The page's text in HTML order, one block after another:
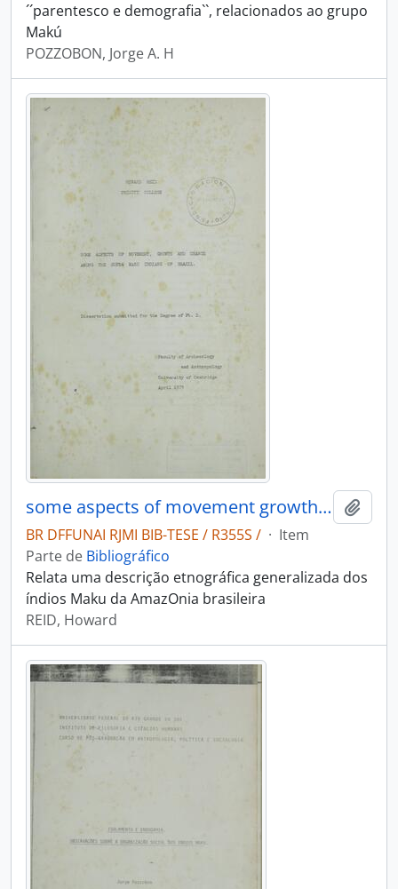
´´parentesco e demografia``, relacionados ao grupo
Makú
POZZOBON, Jorge A. H
some aspects of movement growth and change among the Hupdu Maku indians of Brazil
BR DFFUNAI RJMI BIB-TESE / R355S / · Item
Parte de Bibliográfico
Relata uma descrição etnográfica generalizada dos
índios Maku da AmazOnia brasileira
REID, Howard